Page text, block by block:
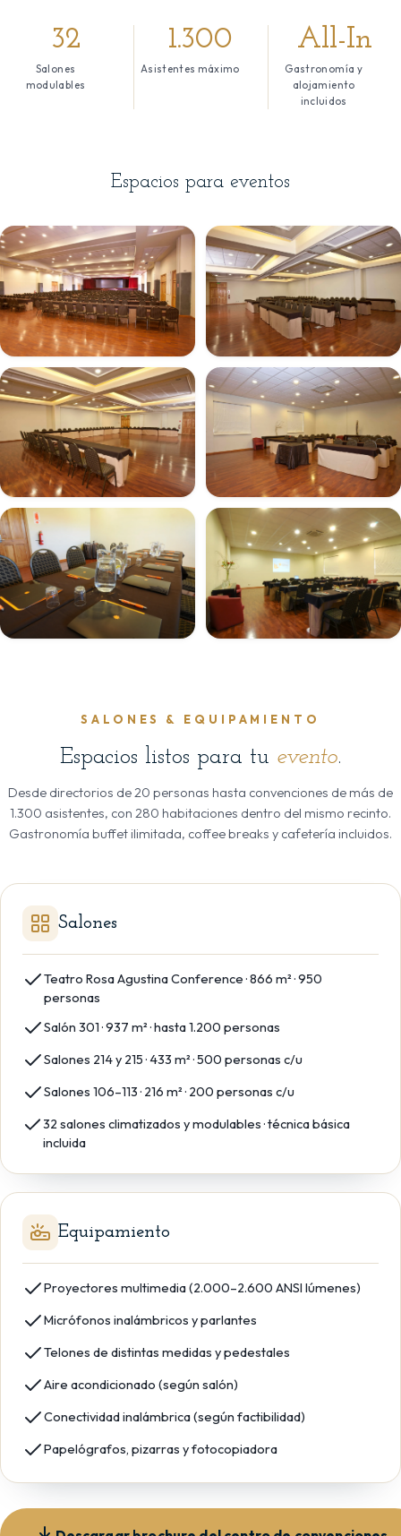
32
Salones
modulables
1.300
Asistentes máximo
All-In
Gastronomía y
alojamiento
incluidos
Espacios para eventos
SALONES & EQUIPAMIENTO
Espacios listos para tu evento.
Desde directorios de 20 personas hasta convenciones de más de
1.300 asistentes, con 280 habitaciones dentro del mismo recinto.
Gastronomía buffet ilimitada, coffee breaks y cafetería incluidos.
Salones
Teatro Rosa Agustina Conference · 866 m² · 950
personas
Salón 301 · 937 m² · hasta 1.200 personas
Salones 214 y 215 · 433 m² · 500 personas c/u
Salones 106–113 · 216 m² · 200 personas c/u
32 salones climatizados y modulables · técnica básica
incluida
Equipamiento
Proyectores multimedia (2.000–2.600 ANSI lúmenes)
Micrófonos inalámbricos y parlantes
Telones de distintas medidas y pedestales
Aire acondicionado (según salón)
Conectividad inalámbrica (según factibilidad)
Papelógrafos, pizarras y fotocopiadora